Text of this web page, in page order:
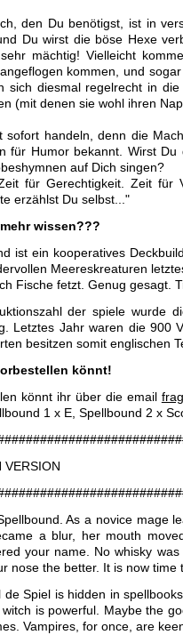
den Du benötigst, ist in
Du wirst die böse Hexe
mächtig! Vielleicht
kommen, und
sich diesmal regelrecht in
(mit denen sie wohl ihren
sofort handeln, denn die
für Humor bekannt. Wirst
auf Dich singen?
für Gerechtigkeit. Zeit für
erzählst Du selbst..."
wissen???
ist ein kooperatives
Meereskreaturen
Fische fetzt. Genug gesagt.
der spiele wurde
Letztes Jahr waren die 900
besitzen somit englischen
könnt!
könnt ihr über die email
1 x E, Spellbound 2 x
VERSION
As a novice mage
a blur, her mouth
your name. No whisky
nose the better. It is now
de Spiel is hidden in
is powerful. Maybe the
Vampires, for once, are